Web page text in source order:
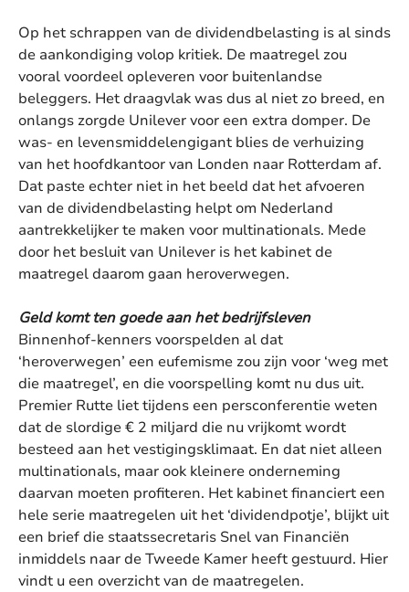
Op het schrappen van de dividendbelasting is al sinds
de aankondiging volop kritiek. De maatregel zou
vooral voordeel opleveren voor buitenlandse
beleggers. Het draagvlak was dus al niet zo breed, en
onlangs zorgde Unilever voor een extra domper. De
was- en levensmiddelengigant blies de verhuizing
van het hoofdkantoor van Londen naar Rotterdam af.
Dat paste echter niet in het beeld dat het afvoeren
van de dividendbelasting helpt om Nederland
aantrekkelijker te maken voor multinationals. Mede
door het besluit van Unilever is het kabinet de
maatregel daarom gaan heroverwegen.
Geld komt ten goede aan het bedrijfsleven
Binnenhof-kenners voorspelden al dat
‘heroverwegen’ een eufemisme zou zijn voor ‘weg met
die maatregel’, en die voorspelling komt nu dus uit.
Premier Rutte liet tijdens een persconferentie weten
dat de slordige € 2 miljard die nu vrijkomt wordt
besteed aan het vestigingsklimaat. En dat niet alleen
multinationals, maar ook kleinere onderneming
daarvan moeten profiteren. Het kabinet financiert een
hele serie maatregelen uit het ‘dividendpotje’, blijkt uit
een brief die staatssecretaris Snel van Financiën
inmiddels naar de Tweede Kamer heeft gestuurd. Hier
vindt u een overzicht van de maatregelen.